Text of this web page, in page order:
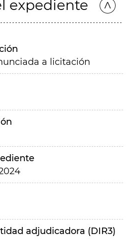
expediente
a licitación
adjudicadora (DIR3)